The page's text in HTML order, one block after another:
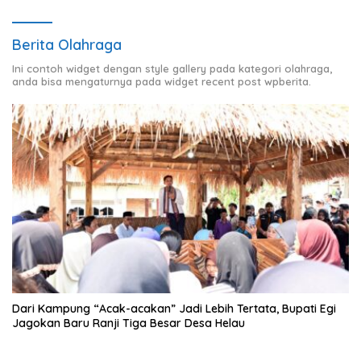
Berita Olahraga
Ini contoh widget dengan style gallery pada kategori olahraga,
anda bisa mengaturnya pada widget recent post wpberita.
Dari Kampung “Acak-acakan” Jadi Lebih Tertata, Bupati Egi
Jagokan Baru Ranji Tiga Besar Desa Helau